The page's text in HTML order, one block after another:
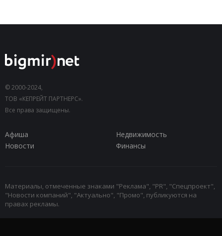
© 2000-2024,
ТОВ «КЕПРЕЙТ ПАРТНЕРС».
Все права защищены.
Афиша
Недвижимость
Новости
Финансы
Материалы, отмеченные знаками "Реклама", "PR", "Спецпроект",
"Новости компаний", "Актуально", "Промо", публикуются на
правах рекламы.